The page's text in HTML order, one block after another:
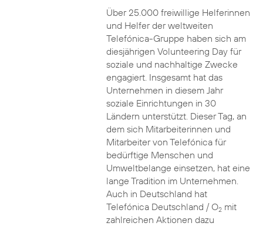
Über 25.000 freiwillige Helferinnen
und Helfer der weltweiten
Telefónica-Gruppe haben sich am
diesjährigen Volunteering Day für
soziale und nachhaltige Zwecke
engagiert. Insgesamt hat das
Unternehmen in diesem Jahr
soziale Einrichtungen in 30
Ländern unterstützt. Dieser Tag, an
dem sich Mitarbeiterinnen und
Mitarbeiter von Telefónica für
bedürftige Menschen und
Umweltbelange einsetzen, hat eine
lange Tradition im Unternehmen.
Auch in Deutschland hat
Telefónica Deutschland / O2mit
zahlreichen Aktionen dazu